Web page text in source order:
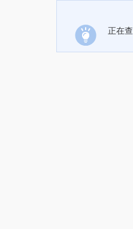
正在